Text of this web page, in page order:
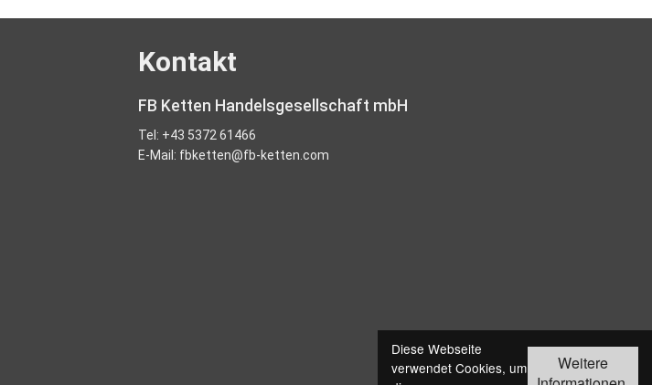
Diese Webseite
verwendet Cookies, um
Weitere
Kontakt
FB Ketten Handelsgesellschaft mbH
Tel: +43 5372 61466
E-Mail: fbketten@fb-ketten.com